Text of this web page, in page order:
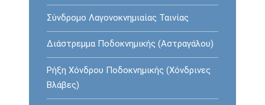
Σύνδρομο Λαγονοκνημιαίας Ταινίας
Διάστρεμμα Ποδοκνημικής (Αστραγάλου)
Ρήξη Χόνδρου Ποδοκνημικής (Χόνδρινες
Βλάβες)